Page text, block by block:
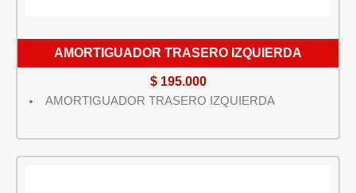
AMORTIGUADOR TRASERO IZQUIERDA
$195.000
AMORTIGUADOR TRASERO IZQUIERDA